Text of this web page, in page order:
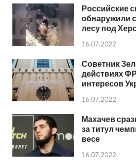
Российские
обнаружили
лесу под
16.07.2022
Советник
действиях
интересов
16.07.2022
Махачев
за титул
весе
16.07.2022